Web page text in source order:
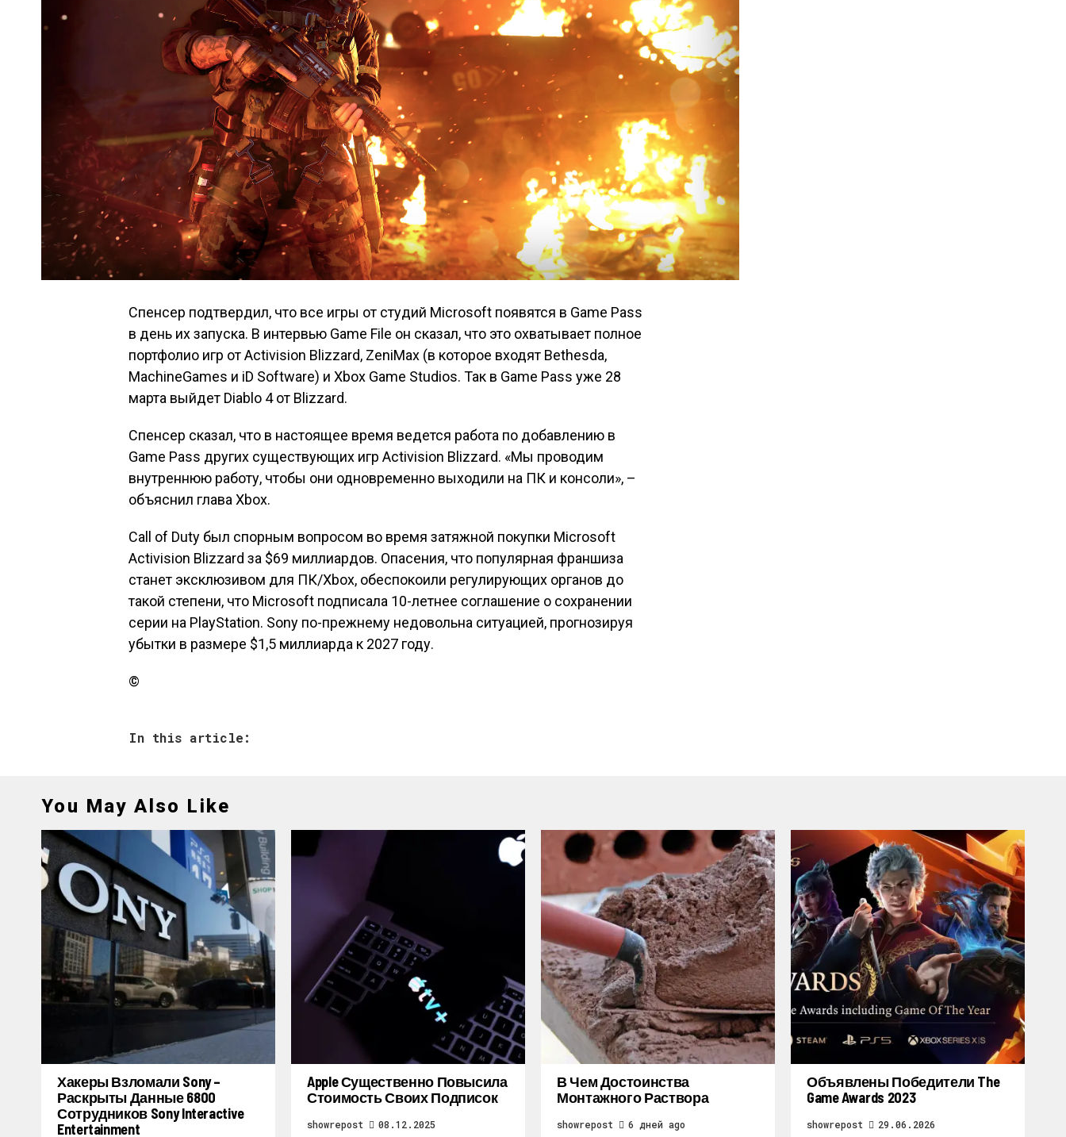
Спенсер подтвердил, что все игры от студий Microsoft появятся в Game Pass
в день их запуска. В интервью Game File он сказал, что это охватывает полное
портфолио игр от Activision Blizzard, ZeniMax (в которое входят Bethesda,
MachineGames и iD Software) и Xbox Game Studios. Так в Game Pass уже 28
марта выйдет Diablo 4 от Blizzard.
Спенсер сказал, что в настоящее время ведется работа по добавлению в
Game Pass других существующих игр Activision Blizzard. «Мы проводим
внутреннюю работу, чтобы они одновременно выходили на ПК и консоли», –
объяснил глава Xbox.
Call of Duty был спорным вопросом во время затяжной покупки Microsoft
Activision Blizzard за $69 миллиардов. Опасения, что популярная франшиза
станет эксклюзивом для ПК/Xbox, обеспокоили регулирующих органов до
такой степени, что Microsoft подписала 10-летнее соглашение о сохранении
серии на PlayStation. Sony по-прежнему недовольна ситуацией, прогнозируя
убытки в размере $1,5 миллиарда к 2027 году.
©
In this article:
You May Also Like
Хакеры Взломали Sony –
Раскрыты Данные 6800
Сотрудников Sony Interactive
Entertainment
Apple Существенно Повысила
Стоимость Своих Подписок
showrepost 08.12.2025
В Чем Достоинства
Монтажного Раствора
showrepost 6 дней ago
Объявлены Победители The
Game Awards 2023
showrepost 29.06.2026